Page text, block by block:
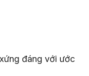
đáng với ước